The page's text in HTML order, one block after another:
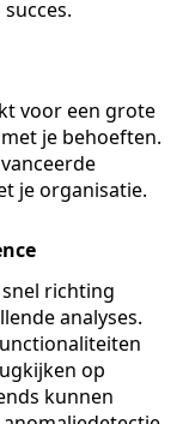
voor een grote
je behoeften.
je organisatie.
richting
analyses.
op
kunnen